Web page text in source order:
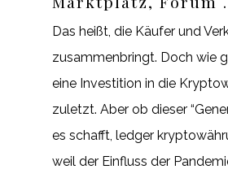
Das heißt, die Käufer und
zusammenbringt. Doch wie
eine Investition in die
zuletzt. Aber ob dieser
es schafft, ledger
weil der Einfluss der